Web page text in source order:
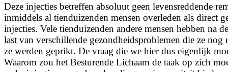
Deze injecties betreffen absoluut geen levensreddende
inmiddels al tienduizenden mensen overleden als direct
injecties. Vele tienduizenden andere mensen hebben na
last van verschillende gezondheidsproblemen die ze nog
ze werden geprikt. De vraag die we hier dus eigenlijk
Waarom zou het Besturende Lichaam de taak op zich